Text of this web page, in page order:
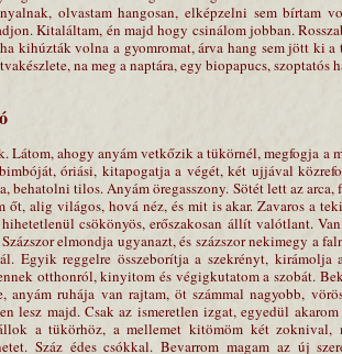
olvastam hangosan, elképzelni sem
Kitaláltam, én majd hogy csinálom jobban.
kihúzták volna a gyomromat, árva hang sem jött ki a
na meg a naptára, egy biopapucs, szoptatós
Látom, ahogy anyám vetkőzik a tükörnél, megfogja a
óriási, kitapogatja a végét, két ujjával
behatolni tilos. Anyám öregasszony. Sötét lett az
őt, alig világos, hová néz, és mit is akar. Zavaros a
csökönyös, erőszakosan állít valótlant.
elmondja ugyanazt, és százszor nekimegy a
Egyik reggelre összeborítja a szekrényt,
otthonról, kinyitom és végigkutatom a szobát.
anyám ruhája van rajtam, öt számmal nagyobb,
lesz majd. Csak az ismeretlen izgat, egyedül
a tükörhöz, a mellemet kitömöm két zoknival,
Száz édes csókkal. Bevarrom magam az új